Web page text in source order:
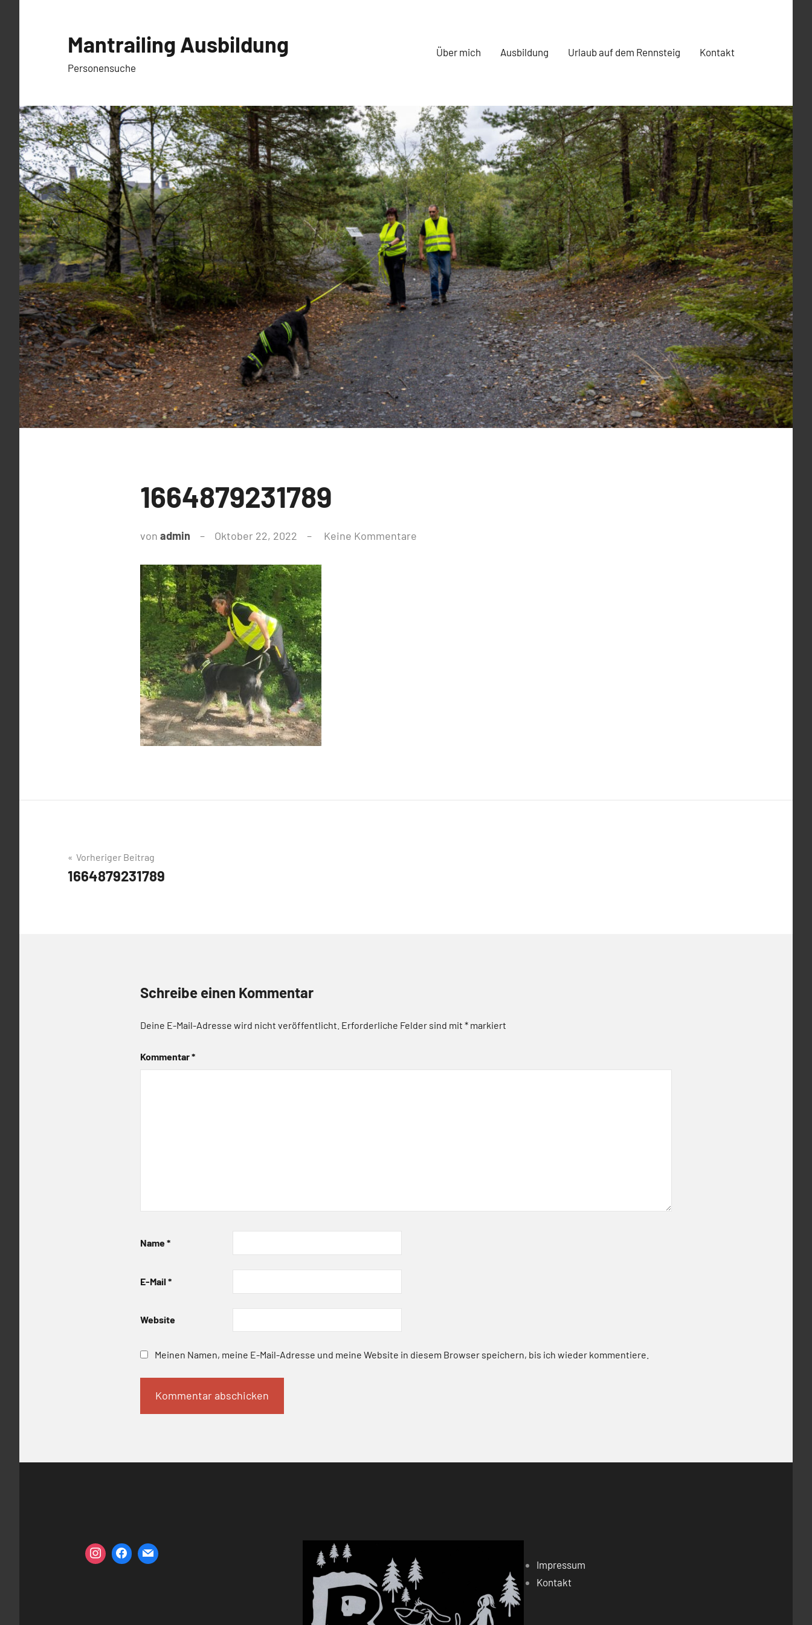
Mantrailing Ausbildung
Personensuche
Über mich Ausbildung Urlaub auf dem Rennsteig Kontakt
1664879231789
von admin Oktober 22, 2022 Keine Kommentare
Beitrags-
Navigation
Vorheriger Beitrag
1664879231789
Schreibe einen Kommentar
Deine E-Mail-Adresse wird nicht veröffentlicht. Erforderliche Felder sind mit * markiert
Kommentar*
Name*
E-Mail *
Website
Meinen Namen, meine E-Mail-Adresse und meine Website in diesem Browser speichern, bis ich wieder kommentiere.
Impressum
Kontakt